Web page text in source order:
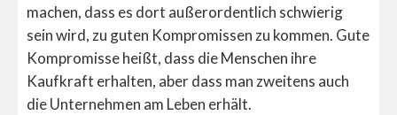
machen, dass es dort außerordentlich schwierig
sein wird, zu guten Kompromissen zu kommen. Gute
Kompromisse heißt, dass die Menschen ihre
Kaufkraft erhalten, aber dass man zweitens auch
die Unternehmen am Leben erhält.